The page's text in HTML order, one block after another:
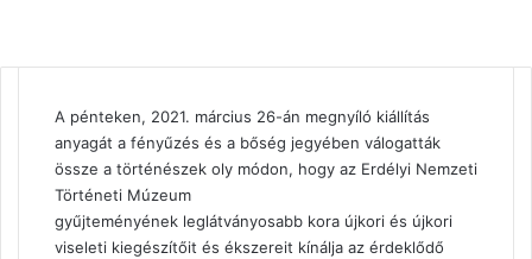
A pénteken, 2021. március 26-án megnyíló kiállítás
anyagát a fényűzés és a bőség jegyében válogatták
össze a történészek oly módon, hogy az Erdélyi Nemzeti
Történeti Múzeum
gyűjteményének leglátványosabb kora újkori és újkori
viseleti kiegészítőit és ékszereit kínálja az érdeklődő